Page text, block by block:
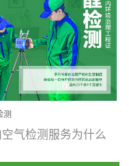
完会有甲醛，其实汽
甲醛超标问题更为严
汽车的空间范围小，
、皮具、装饰多，这
是汽...
测
气检测服务为什么